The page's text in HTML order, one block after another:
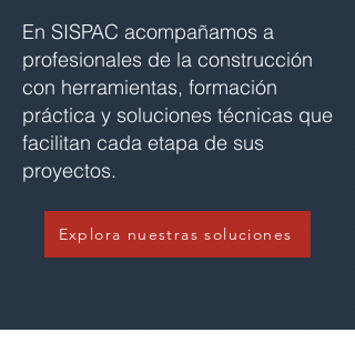
En SISPAC acompañamos a
profesionales de la construcción
con herramientas, formación
práctica y soluciones técnicas que
facilitan cada etapa de sus
proyectos.
Explora nuestras soluciones